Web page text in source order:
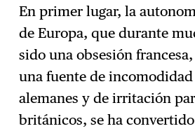
En primer lugar, la
de Europa, que durante
sido una obsesión
una fuente de incomodidad
alemanes y de irritación
británicos, se ha